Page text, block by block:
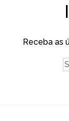
Receba as